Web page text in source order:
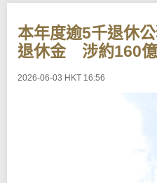
c
本年度逾5千退休
退休金 涉約160
2026-06-03 HKT 16:56